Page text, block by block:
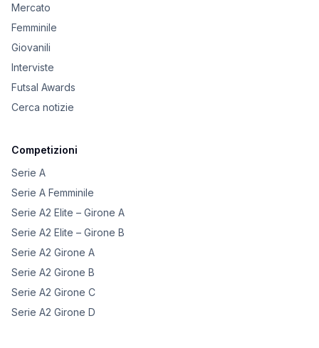
Mercato
Femminile
Giovanili
Interviste
Futsal Awards
Cerca notizie
Competizioni
Serie A
Serie A Femminile
Serie A2 Elite – Girone A
Serie A2 Elite – Girone B
Serie A2 Girone A
Serie A2 Girone B
Serie A2 Girone C
Serie A2 Girone D